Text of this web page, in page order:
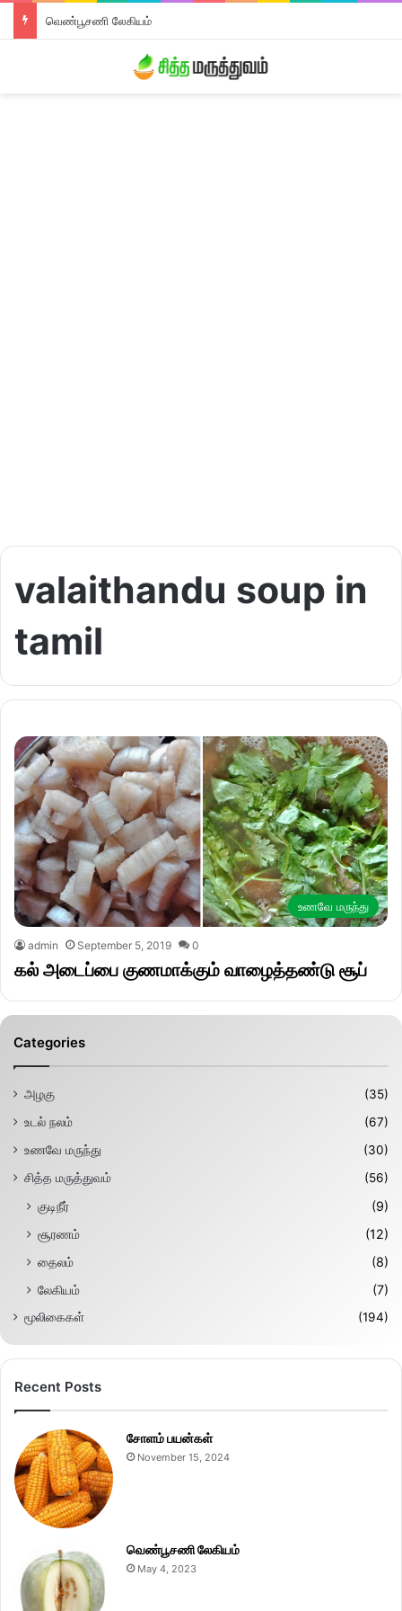
வெண்பூசணி லேகியம்
valaithandu soup in
tamil
உணவே மருந்து
admin September 5, 2019 0
கல் அடைப்பை குணமாக்கும் வாழைத்தண்டு சூப்
Categories
அழகு
(35)
உடல் நலம்
(67)
உணவே மருந்து
(30)
சித்த மருத்துவம்
(56)
குடிநீர்
(9)
சூரணம்
(12)
தைலம்
(8)
லேகியம்
(7)
மூலிகைகள் (194)
Recent Posts
சோளம் பயன்கள்
November 15, 2024
வெண்பூசணி லேகியம்
May 4, 2023